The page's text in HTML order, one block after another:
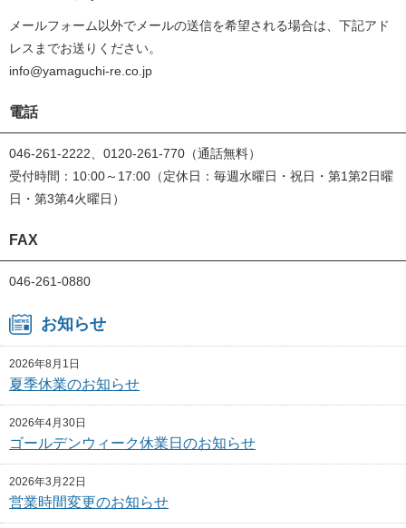
メールフォーム以外でメールの送信を希望される場合は、下記アド
レスまでお送りください。
info@yamaguchi-re.co.jp
電話
046-261-2222、0120-261-770（通話無料）
受付時間：10:00～17:00（定休日：毎週水曜日・祝日・第1第2日曜
日・第3第4火曜日）
FAX
046-261-0880
お知らせ
2026年8月1日
夏季休業のお知らせ
2026年4月30日
ゴールデンウィーク休業日のお知らせ
2026年3月22日
営業時間変更のお知らせ